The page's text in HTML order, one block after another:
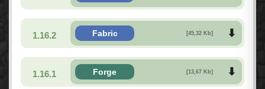
1.16.2 Fabric [45,32 Kb]
1.16.1 Forge [13,67 Kb]